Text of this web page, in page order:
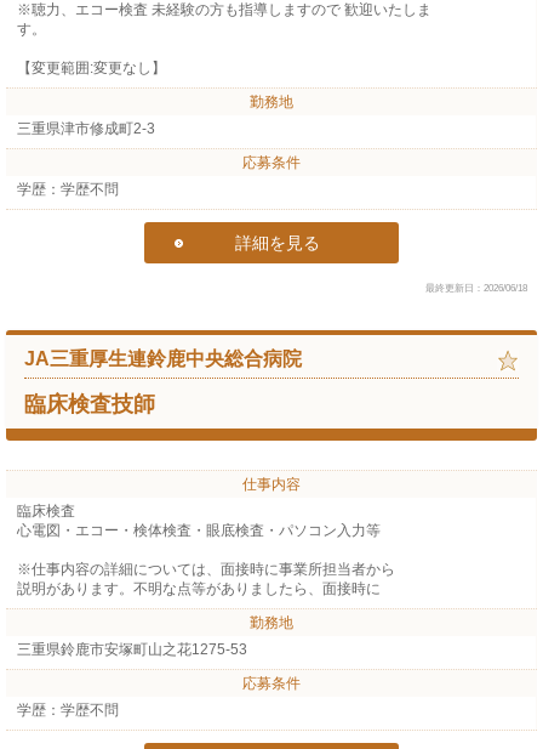
※聴力、エコー検査 未経験の方も指導しますので 歓迎いたしま
す。
【変更範囲:変更なし】
勤務地
三重県津市修成町2-3
応募条件
学歴：学歴不問
詳細を見る
最終更新日：2026/06/18
JA三重厚生連鈴鹿中央総合病院
臨床検査技師
仕事内容
臨床検査
心電図・エコー・検体検査・眼底検査・パソコン入力等
※仕事内容の詳細については、面接時に事業所担当者から
説明があります。不明な点等がありましたら、面接時に
勤務地
三重県鈴鹿市安塚町山之花1275-53
応募条件
学歴：学歴不問